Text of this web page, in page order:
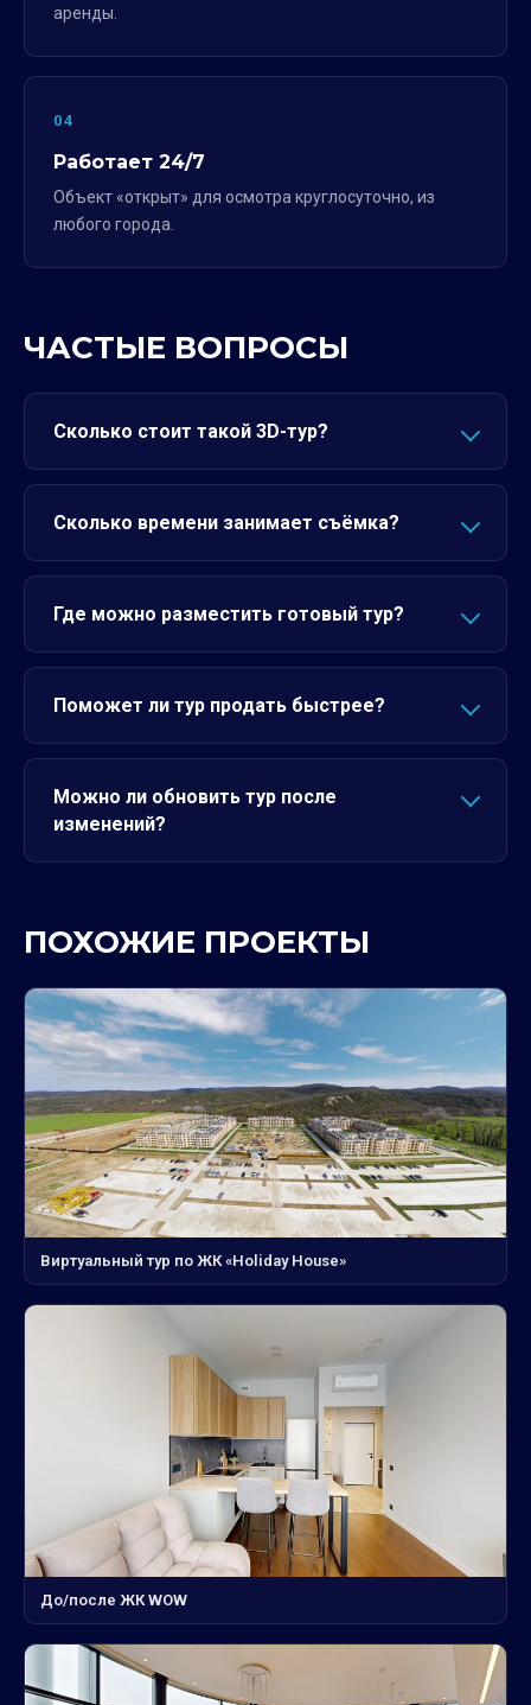
аренды.
04
Работает 24/7
Объект «открыт» для осмотра круглосуточно, из
любого города.
ЧАСТЫЕ ВОПРОСЫ
Сколько стоит такой 3D-тур?
Сколько времени занимает съёмка?
Где можно разместить готовый тур?
Поможет ли тур продать быстрее?
Можно ли обновить тур после
изменений?
ПОХОЖИЕ ПРОЕКТЫ
Виртуальный тур по ЖК «Holiday House»
До/после ЖК WOW